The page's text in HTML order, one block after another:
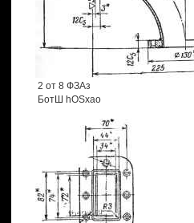
2 от 8 ФЗАз
БотШ hOSxao